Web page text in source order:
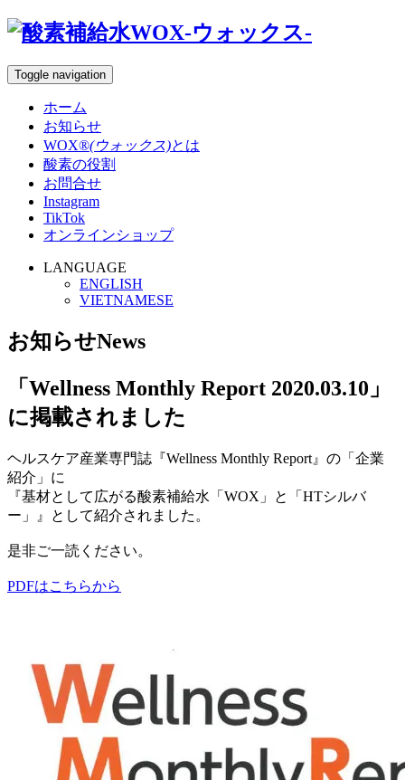
Toggle navigation
ホーム
お知らせ
WOX®(ウォックス)とは
酸素の役割
お問合せ
Instagram
TikTok
オンラインショップ
LANGUAGE
ENGLISH
VIETNAMESE
お知らせNews
「Wellness Monthly Report 2020.03.10」
に掲載されました
ヘルスケア産業専門誌『Wellness Monthly Report』の「企業
紹介」に
『基材として広がる酸素補給水「WOX」と「HTシルバ
ー」』として紹介されました。
是非ご一読ください。
PDFはこちらから